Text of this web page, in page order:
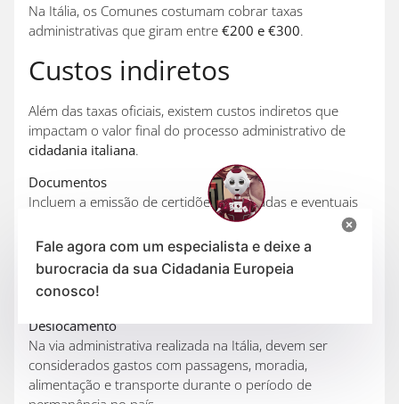
Na Itália, os Comunes costumam cobrar taxas
administrativas que giram entre €200 e €300.
Custos indiretos
Além das taxas oficiais, existem custos indiretos que
impactam o valor final do processo administrativo de
cidadania italiana.
Documentos
Incluem a emissão de certidões atualizadas e eventuais
Traduções
Todas as certidões devem ser traduzidas para o italiano
por tradutor juramentado e apostiladas.
Deslocamento
Na via administrativa realizada na Itália, devem ser
considerados gastos com passagens, moradia,
alimentação e transporte durante o período de
Fale agora com um especialista e deixe a
burocracia da sua Cidadania Europeia
conosco!